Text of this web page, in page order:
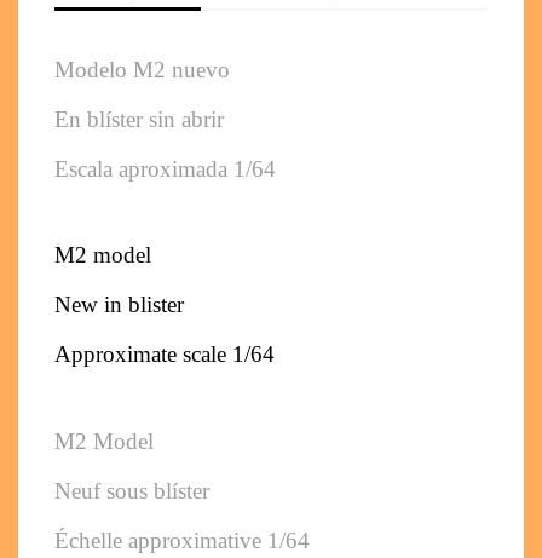
Modelo M2 nuevo
En blíster sin abrir
Escala aproximada 1/64
M2 model
New in blister
Approximate scale 1/64
M2 Model
Neuf sous blíster
Échelle approximative 1/64